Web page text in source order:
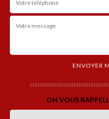
ON VOUS